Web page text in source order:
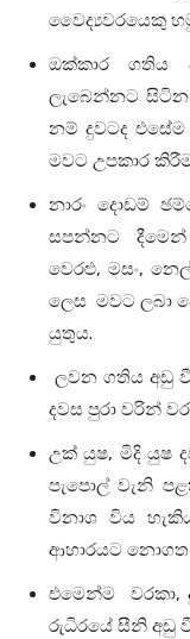
වෛද්‍යවරයෙකු
ඔක්කාර ගතිය
ලැබෙන්නට
නම් දුවටද
මවට උපකාර කිරීම
නාරං දොඩම්
සපන්නට
වෙරළු, මසං,
ලෙස මවට ලබා
යුතුය.
ලවන ගතිය අඩු
දවස පුරා වරින්
උක් යුෂ, මිදි යුෂ
පැපොල් වැනි
විනාශ විය
ආහාරයට නොගත
එමෙන්ම වරකා,
රුධිරයේ සීනි අඩු